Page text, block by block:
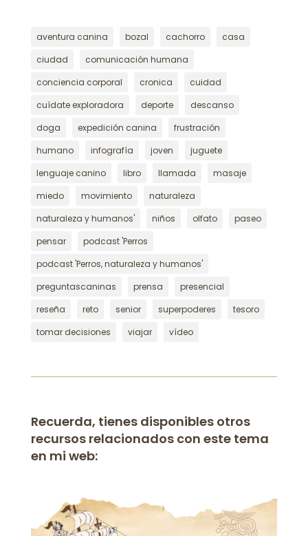
aventura canina bozal cachorro
casa
ciudad
comunicación humana
conciencia corporal
cronica
cuidad
cuídate exploradora
deporte
descanso
doga
expedición canina
frustración
humano
infografía joven
juguete
lenguaje canino
libro llamada
masaje
miedo
movimiento
naturaleza
naturaleza y humanos'
niños olfato
paseo
pensar
podcast 'Perros
podcast 'Perros, naturaleza y humanos'
preguntascaninas
prensa
presencial
reseña
reto senior superpoderes
tesoro
tomar decisiones
viajar vídeo
Recuerda, tienes disponibles otros
recursos relacionados con este tema
en mi web: